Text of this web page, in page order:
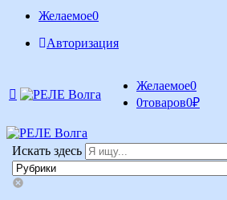
Желаемое0
Авторизация
Желаемое0
0товаров0₽
Искать здесь